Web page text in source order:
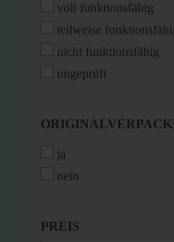
voll funktionsfähig
teilweise
nicht funktionsfähig
ungeprüft
ja
nein
PREIS
PREIS